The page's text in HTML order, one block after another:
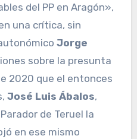
del PP en Aragón»,
una crítica, sin
Jorge
sobre la presunta
2020 que el entonces
José Luis Ábalos,
de Teruel la
en ese mismo